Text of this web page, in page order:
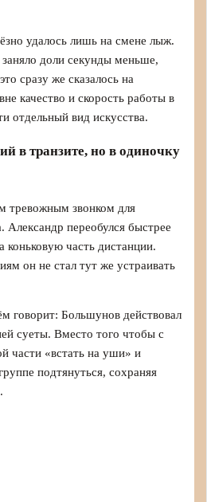
удалось лишь на смене лыж.
доли секунды меньше,
сразу же сказалось на
качество и скорость работы в
отдельный вид искусства.
в транзите, но в одиночку
тревожным звонком для
Александр переобулся быстрее
коньковую часть дистанции.
он не стал тут же устраивать
говорит: Большунов действовал
суеты. Вместо того чтобы с
части «встать на уши» и
подтянуться, сохраняя